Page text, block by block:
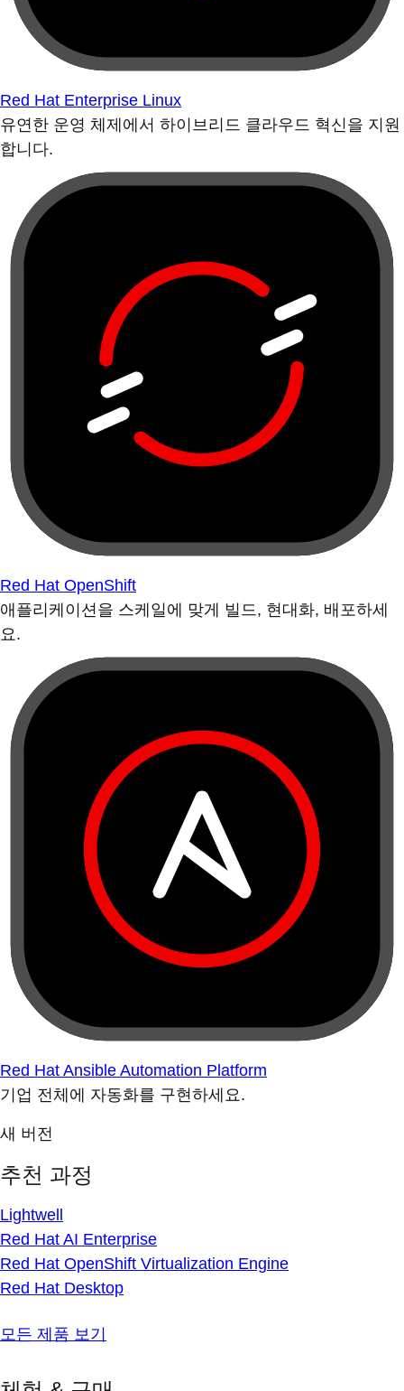
Red Hat Enterprise Linux
유연한 운영 체제에서 하이브리드 클라우드 혁신을 지원
합니다.
Red Hat OpenShift
애플리케이션을 스케일에 맞게 빌드, 현대화, 배포하세
요.
Red Hat Ansible Automation Platform
기업 전체에 자동화를 구현하세요.
새 버전
추천 과정
Lightwell
Red Hat AI Enterprise
Red Hat OpenShift Virtualization Engine
Red Hat Desktop
모든 제품 보기